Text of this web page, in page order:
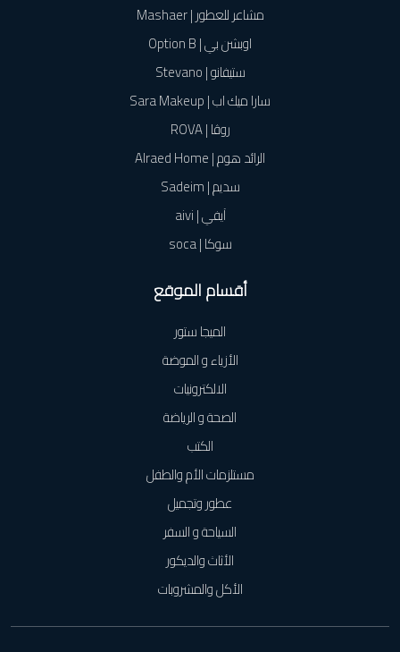
مشاعر للعطور | Mashaer
اوبشن بي | Option B
ستيفانو | Stevano
سارا ميك اب | Sara Makeup
روڤا | ROVA
الرائد هوم | Alraed Home
سديم | Sadeim
آيفي | aivi
سوكا | soca
أقسام الموقع
الميجا ستور
الأزياء و الموضة
الالكترونيات
الصحة و الرياضة
الكتب
مستلزمات الأم والطفل
عطور وتجميل
السياحة و السفر
الأثاث والديكور
الأكل والمشروبات